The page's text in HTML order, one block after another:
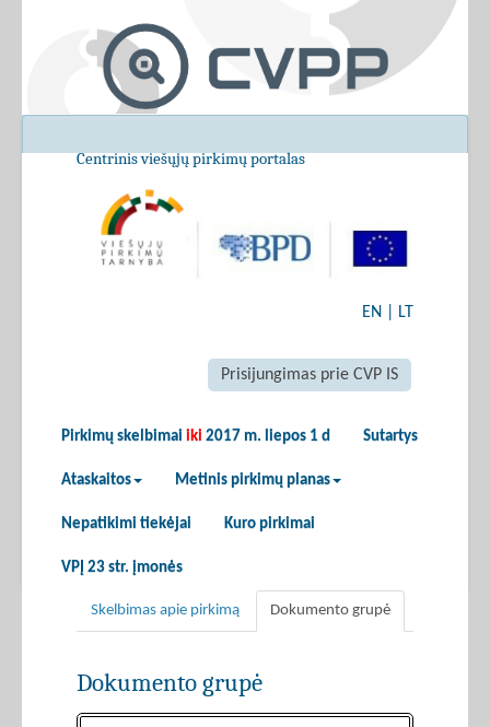
Centrinis viešųjų pirkimų portalas
EN LT
Prisijungimas prie CVP IS
Pirkimų skelbimai iki 2017 m. liepos 1 d Sutartys
Ataskaitos Metinis pirkimų planas
Nepatikimi tiekėjai Kuro pirkimai
VPĮ 23 str. įmonės
Skelbimas apie pirkimą Dokumento grupė
Dokumento grupė